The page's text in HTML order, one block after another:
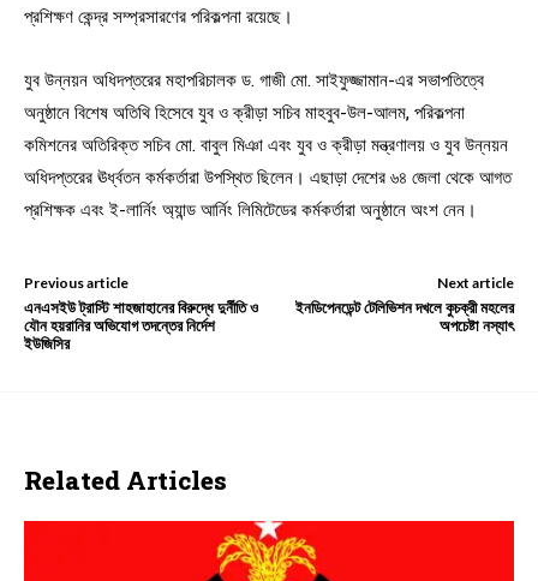
প্রশিক্ষণ কেন্দ্র সম্প্রসারণের পরিকল্পনা রয়েছে।
যুব উন্নয়ন অধিদপ্তরের মহাপরিচালক ড. গাজী মো. সাইফুজ্জামান-এর সভাপতিত্বে
অনুষ্ঠানে বিশেষ অতিথি হিসেবে যুব ও ক্রীড়া সচিব মাহবুব-উল-আলম, পরিকল্পনা
কমিশনের অতিরিক্ত সচিব মো. বাবুল মিঞা এবং যুব ও ক্রীড়া মন্ত্রণালয় ও যুব উন্নয়ন
অধিদপ্তরের ঊর্ধ্বতন কর্মকর্তারা উপস্থিত ছিলেন। এছাড়া দেশের ৬৪ জেলা থেকে আগত
প্রশিক্ষক এবং ই-লার্নিং অ্যান্ড আর্নিং লিমিটেডের কর্মকর্তারা অনুষ্ঠানে অংশ নেন।
Previous article
এনএসইউ ট্রাস্টি শাহজাহানের বিরুদ্ধে দুর্নীতি ও
যৌন হয়রানির অভিযোগ তদন্তের নির্দেশ
ইউজিসির
Next article
ইনডিপেনডেন্ট টেলিভিশন দখলে কুচক্রী মহলের
অপচেষ্টা নস্যাৎ
Related Articles